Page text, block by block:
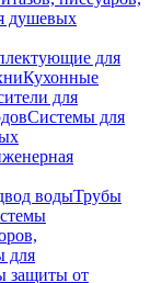
душевых
для
Кухонные
для
Системы для
водыТрубы
для
защиты от